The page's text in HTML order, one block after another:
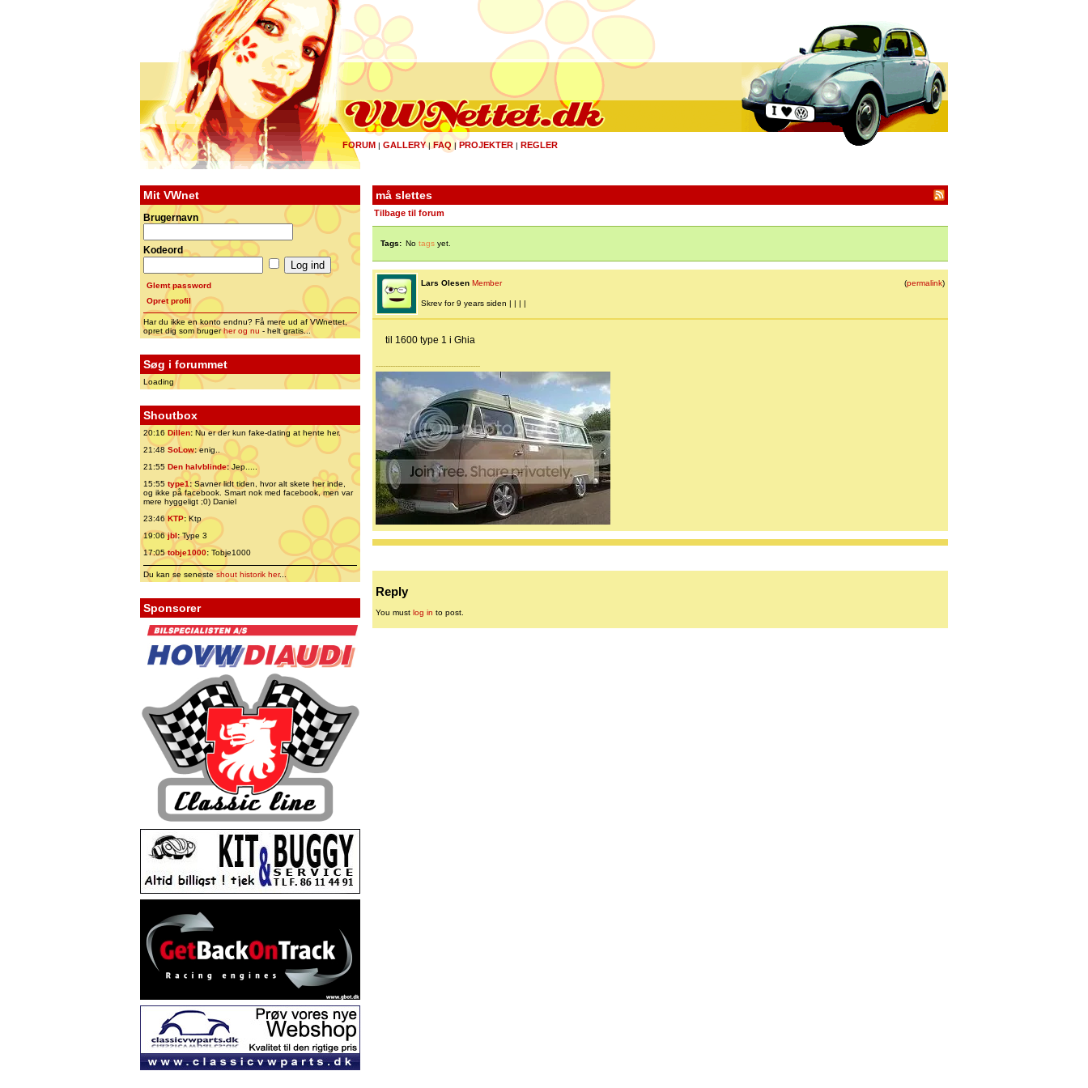
FORUM | GALLERY|FAQ | PROJEKTER | REGLER
Mit VWnet
Brugernavn
Kodeord
Glemt password
Opret profil
Har du ikke en konto endnu? Få mere ud af VWnettet,
opret dig som brugerher og nu - helt gratis...
Søg i forummet
Loading
Shoutbox
20:16 Dillen: Nu er der kun fake-dating at hente her.
21:48 SoLow:enig..
21:55 Den halvblinde:Jep.....
15:55 type1:Savner lidt tiden, hvor alt skete her inde,
og ikke på facebook. Smart nok med facebook, men var
mere hyggeligt ;0) Daniel
23:46 KTP:Ktp
19:06jbl:Type 3
17:05tobje1000: Tobje1000
Du kan se senesteshout historik her...
Sponsorer
må slettes
Tilbage til forum
Tags: No tags yet.
(permalink)
Lars Olesen Member
Skrev for 9 years siden | | | |
til 1600 type 1 i Ghia
-------------------------------------------
Reply
You must log in to post.